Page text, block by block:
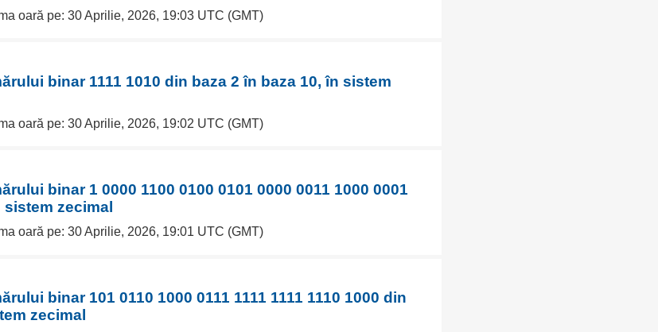
oară pe: 30 Aprilie, 2026, 19:03 UTC (GMT)
binar 1111 1010 din baza 2 în baza 10, în sistem
oară pe: 30 Aprilie, 2026, 19:02 UTC (GMT)
binar 1 0000 1100 0100 0101 0000 0011 1000 0001
sistem zecimal
oară pe: 30 Aprilie, 2026, 19:01 UTC (GMT)
binar 101 0110 1000 0111 1111 1111 1110 1000 din
zecimal